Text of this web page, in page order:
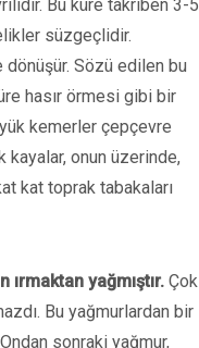
Bu küre takriben 3-5
süzgeçlidir.
dönüşür. Sözü edilen bu
hasır örmesi gibi bir
kemerler çepçevre
kayalar, onun üzerinde,
kat toprak tabakaları
yağmıştır. Çok
Bu yağmurlardan bir
sonraki yağmur,